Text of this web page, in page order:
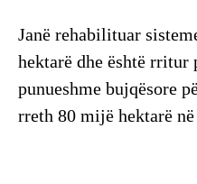
Janë rehabilituar
hektarë dhe është rritur
punueshme bujqësore
rreth 80 mijë hektarë